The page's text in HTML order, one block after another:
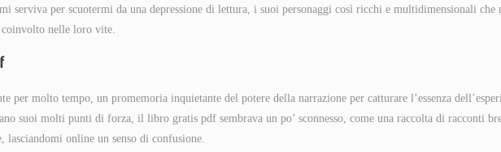
serviva per scuotermi da una depressione di lettura, i suoi personaggi così ricchi e multidimensionali che
coinvolto nelle loro vite.
per molto tempo, un promemoria inquietante del potere della narrazione per catturare l’essenza
suoi molti punti di forza, il libro gratis pdf sembrava un po’ sconnesso, come una raccolta di racconti
lasciandomi online un senso di confusione.